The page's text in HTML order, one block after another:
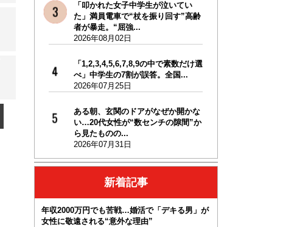
「叩かれた女子中学生が泣いてい
た」満員電車で“杖を振り回す”高齢
者が暴走。“屈強...
2026年08月02日
「1,2,3,4,5,6,7,8,9の中で素数だけ選
べ」中学生の7割が誤答。全国...
2026年07月25日
ある朝、玄関のドアがなぜか開かな
い…20代女性が“数センチの隙間”か
ら見たものの...
2026年07月31日
新着記事
年収2000万円でも苦戦…婚活で「デキる男」が
女性に敬遠される“意外な理由”